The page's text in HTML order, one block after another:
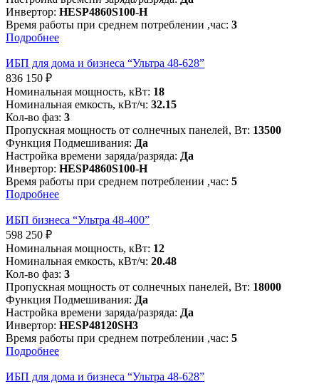
Инвертор: HESP4860S100-H
Время работы при среднем потреблении ,час: 3
Подробнее
ИБП для дома и бизнеса “Ультра 48-628”
836 150 ₽
Номинальная мощность, кВт: 18
Номинальная емкость, кВт/ч: 32.15
Кол-во фаз: 3
Пропускная мощность от солнечных панелей, Вт: 13500
Функция Подмешивания: Да
Настройка времени заряда/разряда: Да
Инвертор: HESP4860S100-H
Время работы при среднем потреблении ,час: 5
Подробнее
ИБП бизнеса “Ультра 48-400”
598 250 ₽
Номинальная мощность, кВт: 12
Номинальная емкость, кВт/ч: 20.48
Кол-во фаз: 3
Пропускная мощность от солнечных панелей, Вт: 18000
Функция Подмешивания: Да
Настройка времени заряда/разряда: Да
Инвертор: HESP48120SH3
Время работы при среднем потреблении ,час: 5
Подробнее
ИБП для дома и бизнеса “Ультра 48-628”